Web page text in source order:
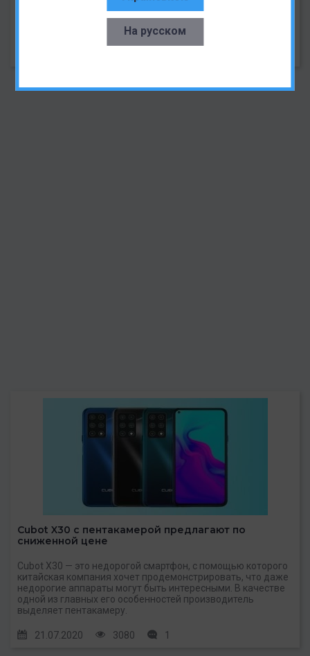
На русском
рынок и в числе движущих сил продаж называют
пентакамеру на тыльной стороне.
Cubot X30 с пентакамерой предлагают по
сниженной цене
Cubot X30 — это недорогой смартфон, с помощью которого
китайская компания хочет продемонстрировать, что даже
недорогие аппараты могут быть интересными. В качестве
одной из главных его особенностей производитель
выделяет пентакамеру.
21.07.2020 3080 1